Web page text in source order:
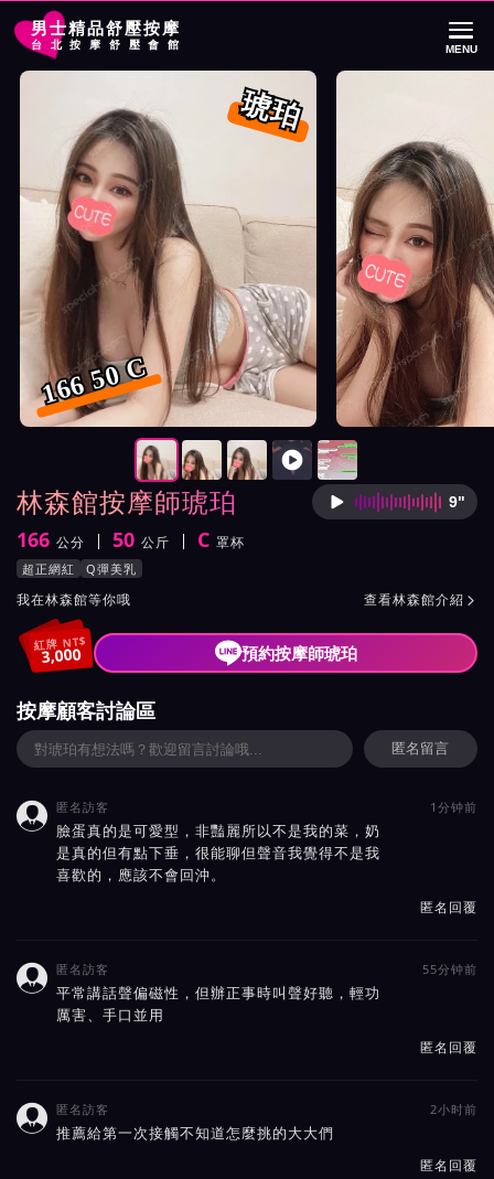
男士精品舒壓按摩
台北按摩舒壓會館 MENU
首頁
林森館按摩師琥珀 按摩師
9"
身高
166 公分
體重 50 公斤
罩杯 C 罩杯
按摩師琥珀服務風格與特色
超正網紅 Q彈美乳
按摩師琥珀所屬按摩會館介紹與班表
我在林森館等你哦 查看林森館介紹 
紅牌 NT$
3,000 預約按摩師琥珀
林森館按摩師琥珀照片展示與影片介紹
琥珀
166 50 C
按摩師琥珀照片展示與影片介紹及客戶評價截屏展示
按摩顧客討論區
匿名留言
 匿名訪客 1分钟前
臉蛋真的是可愛型，非豔麗所以不是我的菜，奶
是真的但有點下垂，很能聊但聲音我覺得不是我
喜歡的，應該不會回沖。
匿名回覆
 匿名訪客 55分钟前
平常講話聲偏磁性，但辦正事時叫聲好聽，輕功
厲害、手口並用
匿名回覆
 匿名訪客 2小时前
推薦給第一次接觸不知道怎麼挑的大大們
匿名回覆